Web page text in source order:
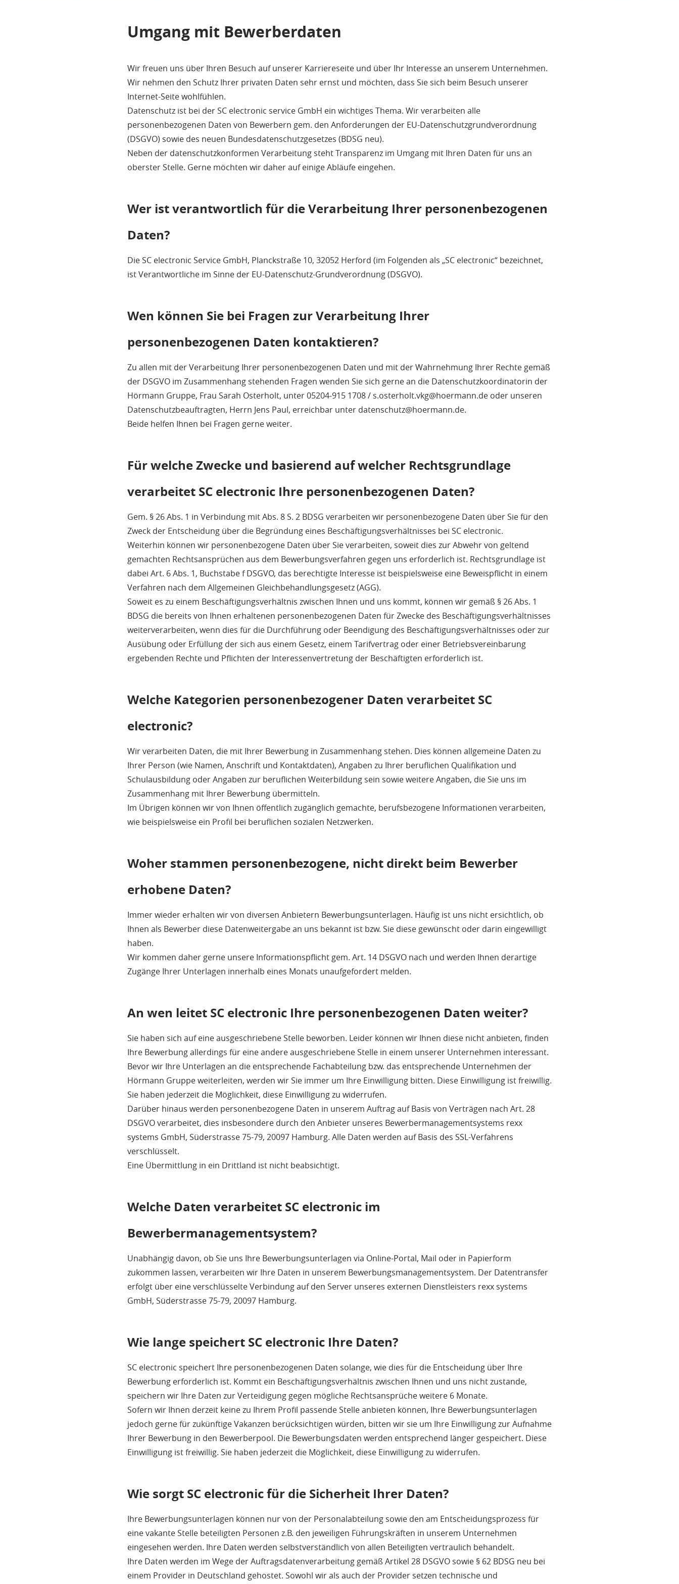
Umgang mit Bewerberdaten
Wir freuen uns über Ihren Besuch auf unserer Karriereseite und über Ihr Interesse an unserem Unternehmen.
Wir nehmen den Schutz Ihrer privaten Daten sehr ernst und möchten, dass Sie sich beim Besuch unserer
Internet-Seite wohlfühlen.
Datenschutz ist bei der SC electronic service GmbH ein wichtiges Thema. Wir verarbeiten alle
personenbezogenen Daten von Bewerbern gem. den Anforderungen der EU-Datenschutzgrundverordnung
(DSGVO) sowie des neuen Bundesdatenschutzgesetzes (BDSG neu).
Neben der datenschutzkonformen Verarbeitung steht Transparenz im Umgang mit Ihren Daten für uns an
oberster Stelle. Gerne möchten wir daher auf einige Abläufe eingehen.
Wer ist verantwortlich für die Verarbeitung Ihrer personenbezogenen
Daten?
Die SC electronic Service GmbH, Planckstraße 10, 32052 Herford (im Folgenden als „SC electronic“ bezeichnet,
ist Verantwortliche im Sinne der EU-Datenschutz-Grundverordnung (DSGVO).
Wen können Sie bei Fragen zur Verarbeitung Ihrer
personenbezogenen Daten kontaktieren?
Zu allen mit der Verarbeitung Ihrer personenbezogenen Daten und mit der Wahrnehmung Ihrer Rechte gemäß
der DSGVO im Zusammenhang stehenden Fragen wenden Sie sich gerne an die Datenschutzkoordinatorin der
Hörmann Gruppe, Frau Sarah Osterholt, unter 05204-915 1708 / s.osterholt.vkg@hoermann.de oder unseren
Datenschutzbeauftragten, Herrn Jens Paul, erreichbar unter datenschutz@hoermann.de.
Beide helfen Ihnen bei Fragen gerne weiter.
Für welche Zwecke und basierend auf welcher Rechtsgrundlage
verarbeitet SC electronic Ihre personenbezogenen Daten?
Gem. § 26 Abs. 1 in Verbindung mit Abs. 8 S. 2 BDSG verarbeiten wir personenbezogene Daten über Sie für den
Zweck der Entscheidung über die Begründung eines Beschäftigungsverhältnisses bei SC electronic.
Weiterhin können wir personenbezogene Daten über Sie verarbeiten, soweit dies zur Abwehr von geltend
gemachten Rechtsansprüchen aus dem Bewerbungsverfahren gegen uns erforderlich ist. Rechtsgrundlage ist
dabei Art. 6 Abs. 1, Buchstabe f DSGVO, das berechtigte Interesse ist beispielsweise eine Beweispflicht in einem
Verfahren nach dem Allgemeinen Gleichbehandlungsgesetz (AGG).
Soweit es zu einem Beschäftigungsverhältnis zwischen Ihnen und uns kommt, können wir gemäß § 26 Abs. 1
BDSG die bereits von Ihnen erhaltenen personenbezogenen Daten für Zwecke des Beschäftigungsverhältnisses
weiterverarbeiten, wenn dies für die Durchführung oder Beendigung des Beschäftigungsverhältnisses oder zur
Ausübung oder Erfüllung der sich aus einem Gesetz, einem Tarifvertrag oder einer Betriebsvereinbarung
ergebenden Rechte und Pflichten der Interessenvertretung der Beschäftigten erforderlich ist.
Welche Kategorien personenbezogener Daten verarbeitet SC
electronic?
Wir verarbeiten Daten, die mit Ihrer Bewerbung in Zusammenhang stehen. Dies können allgemeine Daten zu
Ihrer Person (wie Namen, Anschrift und Kontaktdaten), Angaben zu Ihrer beruflichen Qualifikation und
Schulausbildung oder Angaben zur beruflichen Weiterbildung sein sowie weitere Angaben, die Sie uns im
Zusammenhang mit Ihrer Bewerbung übermitteln.
Im Übrigen können wir von Ihnen öffentlich zugänglich gemachte, berufsbezogene Informationen verarbeiten,
wie beispielsweise ein Profil bei beruflichen sozialen Netzwerken.
Woher stammen personenbezogene, nicht direkt beim Bewerber
erhobene Daten?
Immer wieder erhalten wir von diversen Anbietern Bewerbungsunterlagen. Häufig ist uns nicht ersichtlich, ob
Ihnen als Bewerber diese Datenweitergabe an uns bekannt ist bzw. Sie diese gewünscht oder darin eingewilligt
haben.
Wir kommen daher gerne unsere Informationspflicht gem. Art. 14 DSGVO nach und werden Ihnen derartige
Zugänge Ihrer Unterlagen innerhalb eines Monats unaufgefordert melden.
An wen leitet SC electronic Ihre personenbezogenen Daten weiter?
Sie haben sich auf eine ausgeschriebene Stelle beworben. Leider können wir Ihnen diese nicht anbieten, finden
Ihre Bewerbung allerdings für eine andere ausgeschriebene Stelle in einem unserer Unternehmen interessant.
Bevor wir Ihre Unterlagen an die entsprechende Fachabteilung bzw. das entsprechende Unternehmen der
Hörmann Gruppe weiterleiten, werden wir Sie immer um Ihre Einwilligung bitten. Diese Einwilligung ist freiwillig.
Sie haben jederzeit die Möglichkeit, diese Einwilligung zu widerrufen.
Darüber hinaus werden personenbezogene Daten in unserem Auftrag auf Basis von Verträgen nach Art. 28
DSGVO verarbeitet, dies insbesondere durch den Anbieter unseres Bewerbermanagementsystems rexx
systems GmbH, Süderstrasse 75-79, 20097 Hamburg. Alle Daten werden auf Basis des SSL-Verfahrens
verschlüsselt.
Eine Übermittlung in ein Drittland ist nicht beabsichtigt.
Welche Daten verarbeitet SC electronic im
Bewerbermanagementsystem?
Unabhängig davon, ob Sie uns Ihre Bewerbungsunterlagen via Online-Portal, Mail oder in Papierform
zukommen lassen, verarbeiten wir Ihre Daten in unserem Bewerbungsmanagementsystem. Der Datentransfer
erfolgt über eine verschlüsselte Verbindung auf den Server unseres externen Dienstleisters rexx systems
GmbH, Süderstrasse 75-79, 20097 Hamburg.
Wie lange speichert SC electronic Ihre Daten?
SC electronic speichert Ihre personenbezogenen Daten solange, wie dies für die Entscheidung über Ihre
Bewerbung erforderlich ist. Kommt ein Beschäftigungsverhältnis zwischen Ihnen und uns nicht zustande,
speichern wir Ihre Daten zur Verteidigung gegen mögliche Rechtsansprüche weitere 6 Monate.
Sofern wir Ihnen derzeit keine zu Ihrem Profil passende Stelle anbieten können, Ihre Bewerbungsunterlagen
jedoch gerne für zukünftige Vakanzen berücksichtigen würden, bitten wir sie um Ihre Einwilligung zur Aufnahme
Ihrer Bewerbung in den Bewerberpool. Die Bewerbungsdaten werden entsprechend länger gespeichert. Diese
Einwilligung ist freiwillig. Sie haben jederzeit die Möglichkeit, diese Einwilligung zu widerrufen.
Wie sorgt SC electronic für die Sicherheit Ihrer Daten?
Ihre Bewerbungsunterlagen können nur von der Personalabteilung sowie den am Entscheidungsprozess für
eine vakante Stelle beteiligten Personen z.B. den jeweiligen Führungskräften in unserem Unternehmen
eingesehen werden. Ihre Daten werden selbstverständlich von allen Beteiligten vertraulich behandelt.
Ihre Daten werden im Wege der Auftragsdatenverarbeitung gemäß Artikel 28 DSGVO sowie § 62 BDSG neu bei
einem Provider in Deutschland gehostet. Sowohl wir als auch der Provider setzen technische und